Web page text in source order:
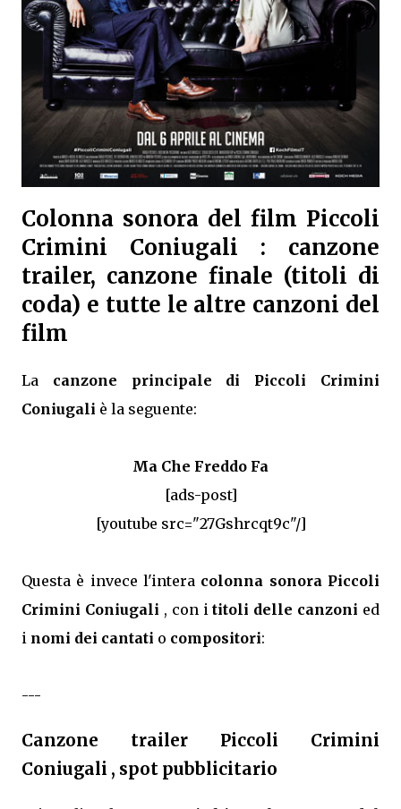
Colonna sonora del film Piccoli
Crimini Coniugali : canzone
trailer, canzone finale (titoli di
coda) e tutte le altre canzoni del
film
La canzone principale di Piccoli Crimini
Coniugali è la seguente:
Ma Che Freddo Fa
[ads-post]
[youtube src="27Gshrcqt9c"/]
Questa è invece l'intera colonna sonora Piccoli
Crimini Coniugali , con ititoli delle canzoni ed
i nomi dei cantati o compositori:
---
Canzone trailer Piccoli Crimini
Coniugali , spot pubblicitario